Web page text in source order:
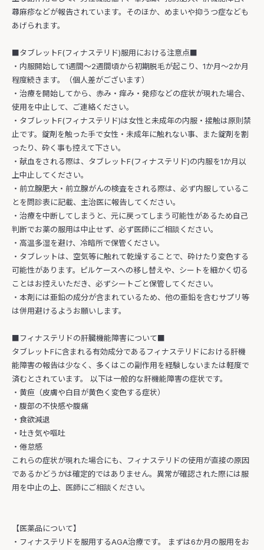
蕁麻疹などが報告されています。そのほか、めまいや抑うつ症なども
あげられます。
■タブレットF(フィナステリド)服用における注意点■
・内服開始して1週間～2週間頃から初期脱毛が起こり、1か月～2か月
程度続きます。（個人差がございます）
・治療を開始してから、赤み・痒み・発疹などの症状が現れた場合、
使用を中止して、ご連絡ください。
・タブレットF(フィナステリド)は女性と未成年の内服・接触は原則禁
止です。錠剤を触った手で女性・未成年に触れない事、また錠剤を割
ったり、砕く事も控えて下さい。
・献血をされる際は、タブレットF(フィナステリド)の内服を1か月以
上中止してください。
・前立腺肥大・前立腺がんの検査をされる際は、必ず内服しているこ
とを問診表に記載、主治医に報告してください。
・治療を中断してしまうと、元に戻ってしまう可能性があるため自己
判断でお薬の服用は中止せず、必ず医師にご相談ください。
・高温多湿を避け、冷暗所で保管ください。
・タブレットは、空気等に触れて乾燥することで、砕けたり変色する
可能性があります。ピルケースへの移し替えや、シートを細かく切る
ことはお控えいただき、必ずシートごと保管してください。
・本剤には亜鉛の成分が含まれているため、他の亜鉛を含むサプリ等
は併用避けるようお願いします。
■フィナステリドの肝臓機能障害について■
タブレットFに含まれる有効成分であるフィナステリドにおける肝機
能障害の報告は少なく、多くはこの副作用を経験しないまたは軽度で
済むとされています。 以下は一般的な肝機能障害の症状です。
・黄疸（皮膚や白目が黄色く変色する症状）
・腹部の不快感や腹痛
・食欲減退
・吐き気や嘔吐
・倦怠感
これらの症状が現れた場合にも、フィナステリドの使用が直接の原因
であるかどうかは確定的ではありません。異常が確認された際には服
用を中止の上、医師にご相談ください。
【医薬品について】
・フィナステリドを服用するAGA治療です。 まずは6か月の服用をお